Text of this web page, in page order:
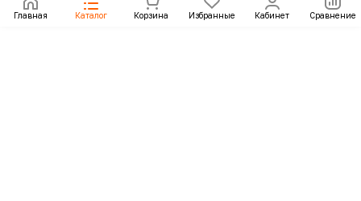
Главная Каталог Корзина Избранные Кабинет Сравнение